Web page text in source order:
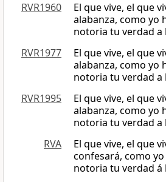
RVR1960
El que vive, el que
alabanza, como yo
notoria tu verdad a
RVR1977
El que vive, el que
alabanza, como yo
notoria tu verdad a
RVR1995
El que vive, el que
alabanza, como yo
notoria tu verdad a
RVA
El que vive, el que
confesará, como
notoria tu verdad á